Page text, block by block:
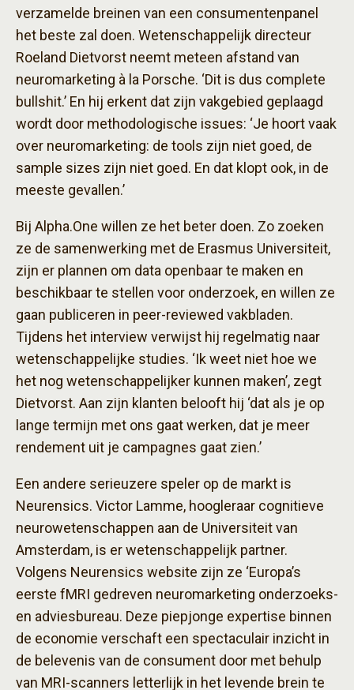
verzamelde breinen van een consumentenpanel
het beste zal doen. Wetenschappelijk directeur
Roeland Dietvorst neemt meteen afstand van
neuromarketing à la Porsche. ‘Dit is dus complete
bullshit.’ En hij erkent dat zijn vakgebied geplaagd
wordt door methodologische issues: ‘Je hoort vaak
over neuromarketing: de tools zijn niet goed, de
sample sizes zijn niet goed. En dat klopt ook, in de
meeste gevallen.’
Bij Alpha.One willen ze het beter doen. Zo zoeken
ze de samenwerking met de Erasmus Universiteit,
zijn er plannen om data openbaar te maken en
beschikbaar te stellen voor onderzoek, en willen ze
gaan publiceren in peer-reviewed vakbladen.
Tijdens het interview verwijst hij regelmatig naar
wetenschappelijke studies. ‘Ik weet niet hoe we
het nog wetenschappelijker kunnen maken’, zegt
Dietvorst. Aan zijn klanten belooft hij ‘dat als je op
lange termijn met ons gaat werken, dat je meer
rendement uit je campagnes gaat zien.’
Een andere serieuzere speler op de markt is
Neurensics. Victor Lamme, hoogleraar cognitieve
neurowetenschappen aan de Universiteit van
Amsterdam, is er wetenschappelijk partner.
Volgens Neurensics website zijn ze ‘Europa’s
eerste fMRI gedreven neuromarketing onderzoeks-
en adviesbureau. Deze piepjonge expertise binnen
de economie verschaft een spectaculair inzicht in
de belevenis van de consument door met behulp
van MRI-scanners letterlijk in het levende brein te